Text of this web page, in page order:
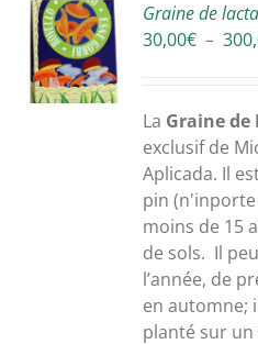
Graine de
30,00€ –
La Graine de
exclusif de
Aplicada. Il
pin
moins de 15
de sols. Il
l’année, de
en automne;
planté sur un